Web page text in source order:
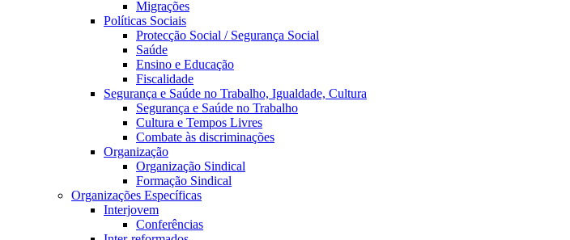
Migrações
Políticas Sociais
Protecção Social / Segurança Social
Saúde
Ensino e Educação
Fiscalidade
Segurança e Saúde no Trabalho, Igualdade, Cultura
Segurança e Saúde no Trabalho
Cultura e Tempos Livres
Combate às discriminações
Organização
Organização Sindical
Formação Sindical
Organizações Específicas
Interjovem
Conferências